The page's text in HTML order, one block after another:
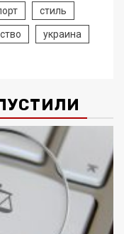
стиль
украина